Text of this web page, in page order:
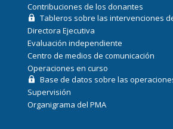
Contribuciones de los donantes
Tableros sobre las intervenciones
Directora Ejecutiva
Evaluación independiente
Centro de medios de comunicación
Operaciones en curso
Base de datos sobre las
Supervisión
Organigrama del PMA